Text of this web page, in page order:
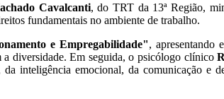
Cavalcanti, do TRT da 13ª Região,
fundamentais no ambiente de trabalho.
e Empregabilidade", apresentando
a diversidade. Em seguida, o psicólogo clínico
inteligência emocional, da comunicação e